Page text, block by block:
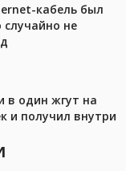
кабель был
не
в один жгут на
и получил внутри